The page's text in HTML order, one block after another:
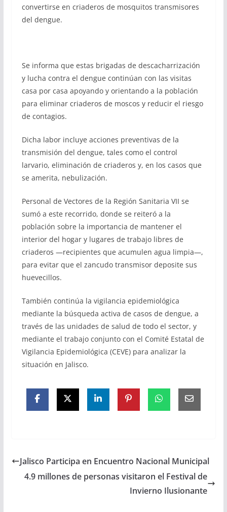
convertirse en criaderos de mosquitos transmisores
del dengue.
Se informa que estas brigadas de descacharrización
y lucha contra el dengue continúan con las visitas
casa por casa apoyando y orientando a la población
para eliminar criaderos de moscos y reducir el riesgo
de contagios.
Dicha labor incluye acciones preventivas de la
transmisión del dengue, tales como el control
larvario, eliminación de criaderos y, en los casos que
se amerita, nebulización.
Personal de Vectores de la Región Sanitaria VII se
sumó a este recorrido, donde se reiteró a la
población sobre la importancia de mantener el
interior del hogar y lugares de trabajo libres de
criaderos —recipientes que acumulen agua limpia—,
para evitar que el zancudo transmisor deposite sus
huevecillos.
También continúa la vigilancia epidemiológica
mediante la búsqueda activa de casos de dengue, a
través de las unidades de salud de todo el sector, y
mediante el trabajo conjunto con el Comité Estatal de
Vigilancia Epidemiológica (CEVE) para analizar la
situación en Jalisco.
Jalisco Participa en Encuentro Nacional Municipal
4.9 millones de personas visitaron el Festival de
Invierno Ilusionante